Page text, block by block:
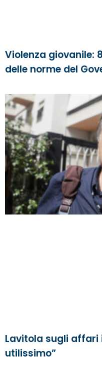
Violenza giovanile:
delle norme del
Lavitola sugli affari
utilissimo”